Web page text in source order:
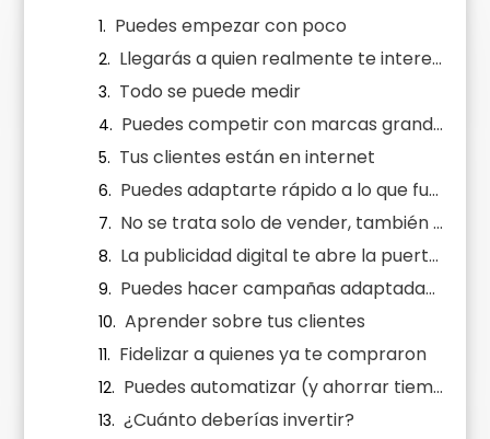
Puedes empezar con poco
Llegarás a quien realmente te interesa
Todo se puede medir
Puedes competir con marcas grandes
Tus clientes están en internet
Puedes adaptarte rápido a lo que funciona
No se trata solo de vender, también de construir marca
La publicidad digital te abre la puerta al crecimiento
Puedes hacer campañas adaptadas a cada objetivo
Aprender sobre tus clientes
Fidelizar a quienes ya te compraron
Puedes automatizar (y ahorrar tiempo)
¿Cuánto deberías invertir?